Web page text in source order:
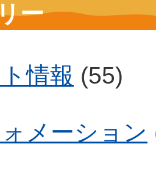
ー
情報 (55)
メーション